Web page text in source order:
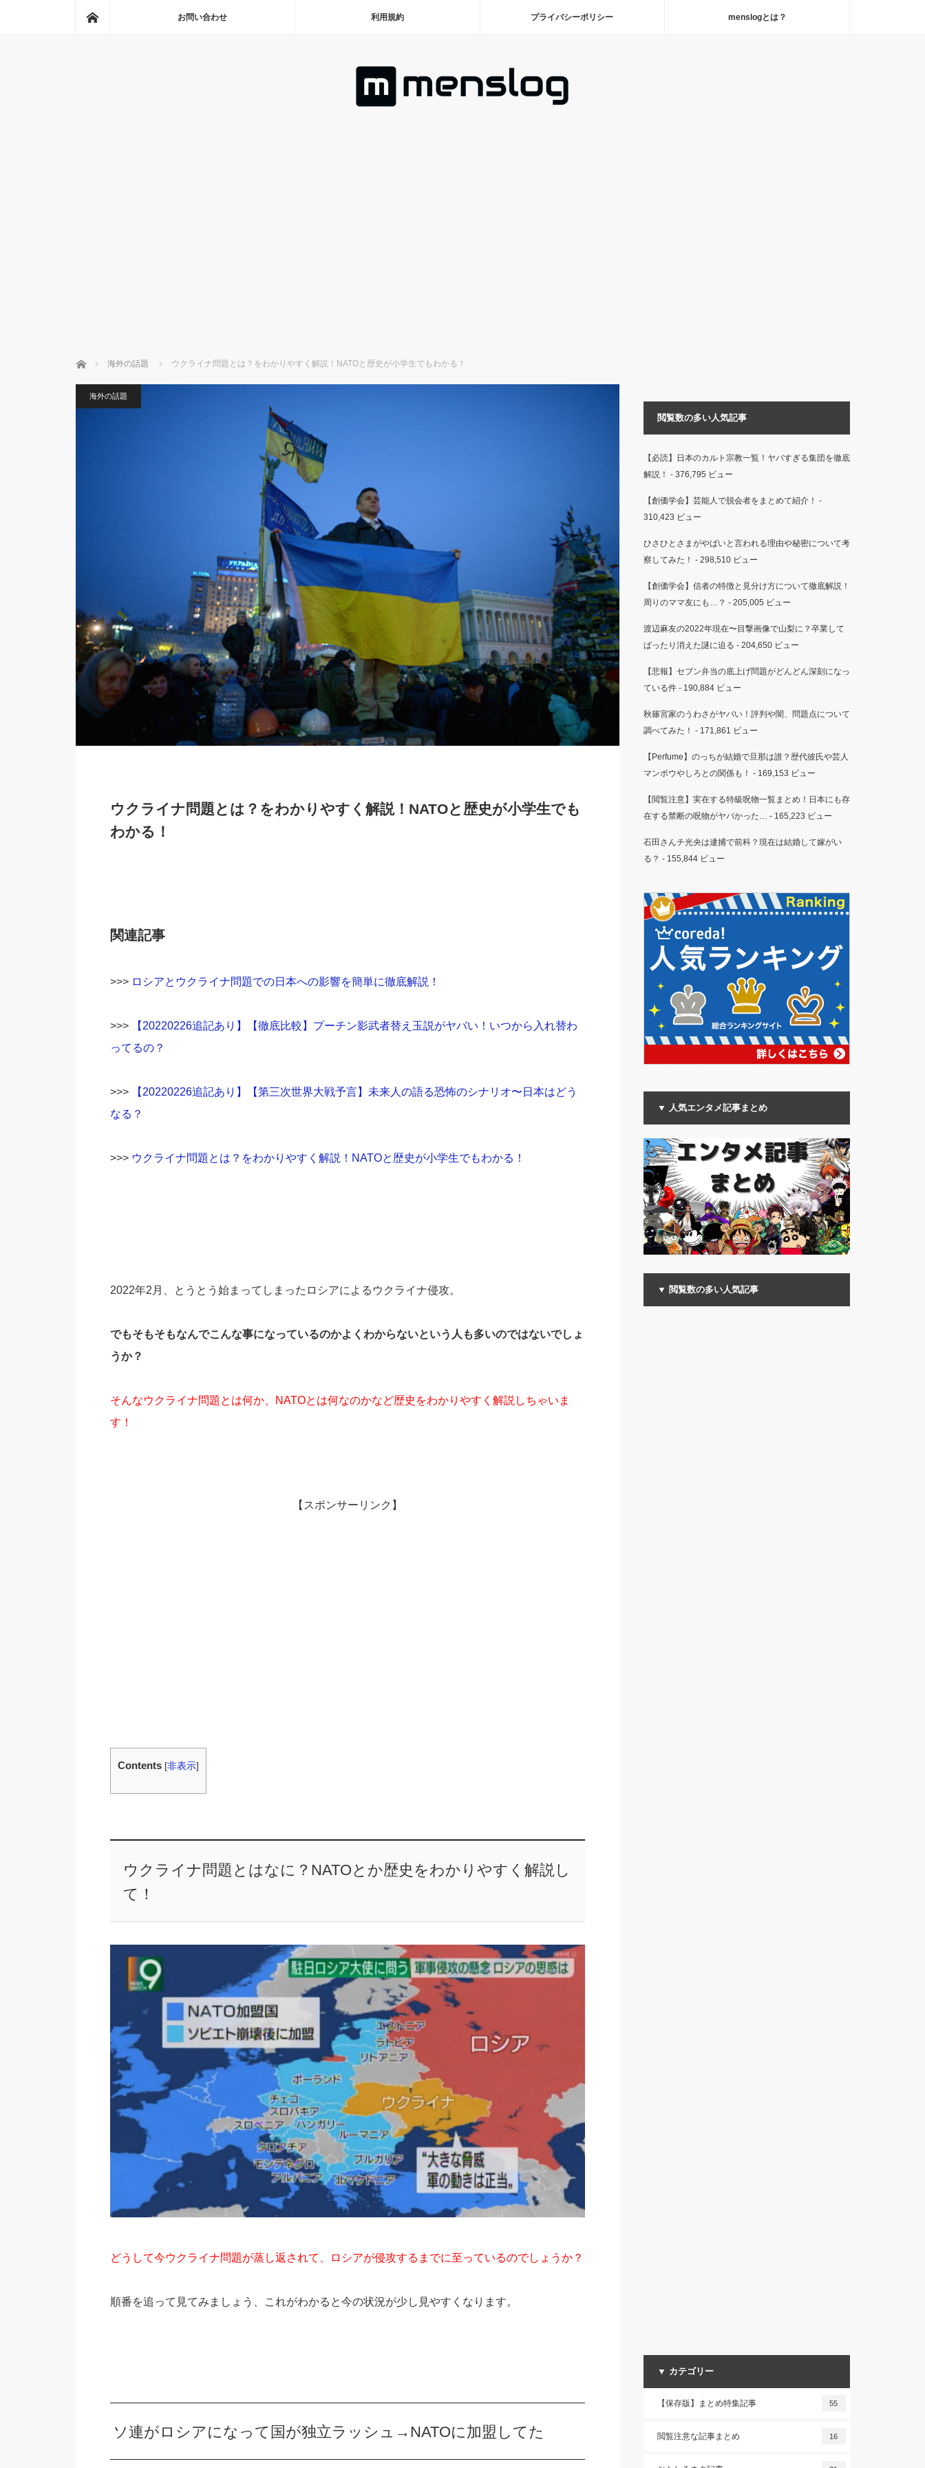
お問い合わせ 利用規約 プライバシーポリシー menslogとは？
ホーム 海外の話題 ウクライナ問題とは？をわかりやすく解説！NATOと歴史が小学生でもわかる！
海外の話題
ウクライナ問題とは？をわかりやすく解説！NATOと歴史が小学生でも
わかる！
関連記事
>>> ロシアとウクライナ問題での日本への影響を簡単に徹底解説！
>>>
【20220226追記あり】【徹底比較】プーチン影武者替え玉説がヤバい！いつから入れ替わ
ってるの？
>>>
【20220226追記あり】【第三次世界大戦予言】未来人の語る恐怖のシナリオ〜日本はどう
なる？
>>> ウクライナ問題とは？をわかりやすく解説！NATOと歴史が小学生でもわかる！
2022年2月、とうとう始まってしまったロシアによるウクライナ侵攻。
でもそもそもなんでこんな事になっているのかよくわからないという人も多いのではないでしょ
うか？
そんなウクライナ問題とは何か、NATOとは何なのかなど歴史をわかりやすく解説しちゃいま
す！
【スポンサーリンク】
Contents [非表示]
ウクライナ問題とはなに？NATOとか歴史をわかりやすく解説し
て！
どうして今ウクライナ問題が蒸し返されて、ロシアが侵攻するまでに至っているのでしょうか？
順番を追って見てみましょう、これがわかると今の状況が少し見やすくなります。
ソ連がロシアになって国が独立ラッシュ→NATOに加盟してた
閲覧数の多い人気記事
【必読】日本のカルト宗教一覧！ヤバすぎる集団を徹底
解説！ - 376,795 ビュー
【創価学会】芸能人で脱会者をまとめて紹介！ -
310,423 ビュー
ひさひとさまがやばいと言われる理由や秘密について考
察してみた！ - 298,510 ビュー
【創価学会】信者の特徴と見分け方について徹底解説！
周りのママ友にも…？ - 205,005 ビュー
渡辺麻友の2022年現在〜目撃画像で山梨に？卒業して
ぱったり消えた謎に迫る - 204,650 ビュー
【悲報】セブン弁当の底上げ問題がどんどん深刻になっ
ている件- 190,884 ビュー
秋篠宮家のうわさがヤバい！評判や闇、問題点について
調べてみた！ - 171,861 ビュー
【Perfume】のっちが結婚で旦那は誰？歴代彼氏や芸人
マンボウやしろとの関係も！ - 169,153 ビュー
【閲覧注意】実在する特級呪物一覧まとめ！日本にも存
在する禁断の呪物がヤバかった… - 165,223 ビュー
石田さんチ光央は逮捕で前科？現在は結婚して嫁がい
る？ - 155,844 ビュー
▼ 人気エンタメ記事まとめ
▼ 閲覧数の多い人気記事
▼ カテゴリー
【保存版】まとめ特集記事 55
閲覧注意な記事まとめ 16